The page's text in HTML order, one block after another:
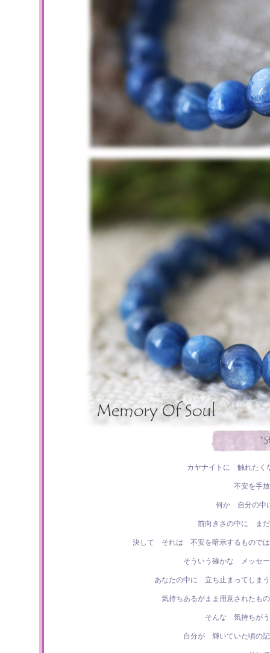
カヤナイトに 触れた
不安を手
何か 自分の中
前向きさの中に ま
決して それは 不安を暗示するもの
そういう確かな メッセ
あなたの中に 立ち止まってしま
気持ちあるがまま用意された
そんな 気持ちが
自分が 輝いていた頃の